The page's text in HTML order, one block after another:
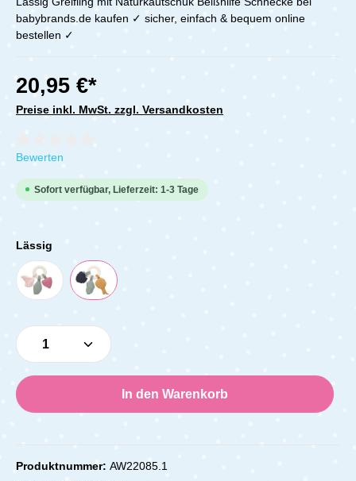
babybrands.de kaufen ✓ sicher, einfach & bequem online
bestellen ✓
20,95 €*
Preise inkl. MwSt. zzgl. Versandkosten
Durchschnittliche Bewertung von 0 von 5 Sternen
Bewerten
Sofort verfügbar, Lieferzeit: 1-3 Tage
Lässig
Produkt Anzahl: Gib den gewünschten
In den Warenkorb
Produktnummer: AW22085.1